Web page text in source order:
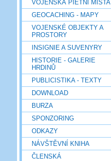
VOJENSKÁ PIETNÍ MÍSTA
GEOCACHING - MAPY
VOJENSKÉ OBJEKTY A
PROSTORY
INSIGNIE A SUVENYRY
HISTORIE - GALERIE
HRDINŮ
PUBLICISTIKA - TEXTY
DOWNLOAD
BURZA
SPONZORING
ODKAZY
NÁVŠTĚVNÍ KNIHA
ČLENSKÁ